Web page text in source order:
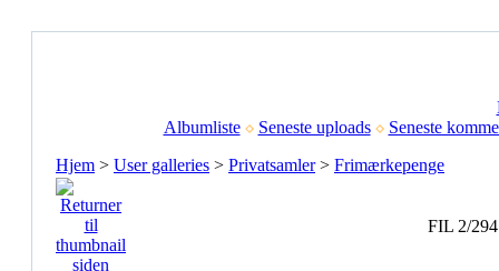
Albumliste
Seneste uploads
Seneste
Hjem > User galleries > Privatsamler> Frimærkepenge
FIL 2/294